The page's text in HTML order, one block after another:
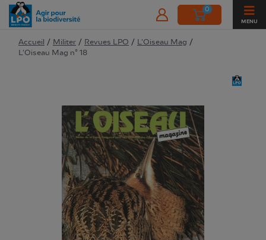
0
MENU
Accueil / Militer / Revues LPO / L'Oiseau Mag /
L'Oiseau Mag n° 18